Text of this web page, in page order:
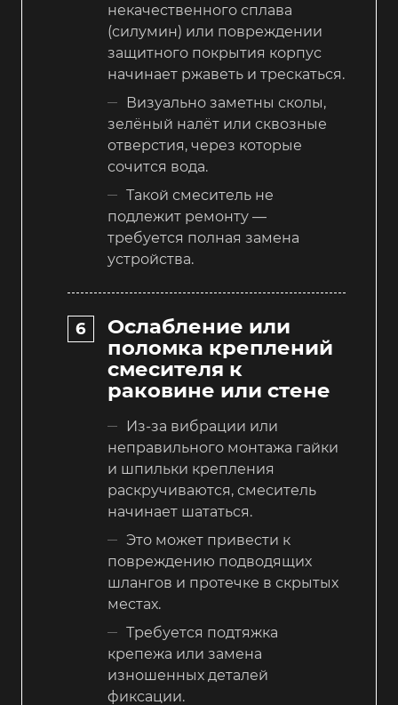
некачественного сплава
(силумин) или повреждении
защитного покрытия корпус
начинает ржаветь и трескаться.
Визуально заметны сколы,
зелёный налёт или сквозные
отверстия, через которые
сочится вода.
Такой смеситель не
подлежит ремонту —
требуется полная замена
устройства.
Ослабление или
поломка креплений
смесителя к
раковине или стене
Из-за вибрации или
неправильного монтажа гайки
и шпильки крепления
раскручиваются, смеситель
начинает шататься.
Это может привести к
повреждению подводящих
шлангов и протечке в скрытых
местах.
Требуется подтяжка
крепежа или замена
изношенных деталей
фиксации.